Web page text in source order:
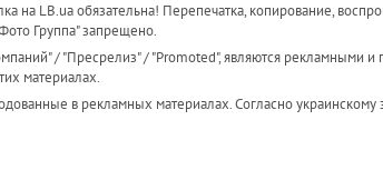
на LB.ua обязательна! Перепечатка, копирование,
Группа" запрещено.
/ "Пресрелиз" / "Promoted", являются рекламными и
материалах.
в рекламных материалах. Согласно украинскому